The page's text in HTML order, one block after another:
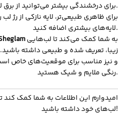
برای درخشندگی بیشتر می‌توانید از برق لب در بالای رژ لب استفاده کنید.
برای ظاهری طبیعی‌تر، لایه نازکی از رژ
لایه‌های بیشتری اضافه کنید.
زیبا، تعریف شده و طبیعی داشته
و نیز مناسب برای موقعیت‌های خاص
رنگی ملایم و شیک هستید.
امیدوارم این اطلاعات به شما کمک کند
لب‌های خود داشته باشید!